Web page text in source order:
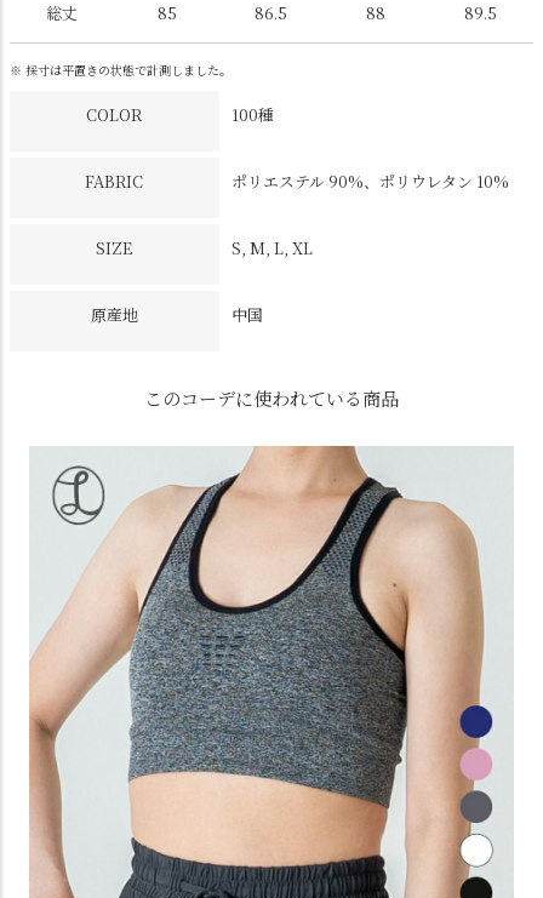
総丈 85 86.5 88 89.5
※ 採寸は平置きの状態で計測しました。
COLOR 100種
FABRIC ポリエステル 90%、ポリウレタン 10%
SIZE S, M, L, XL
原産地 中国
このコーデに使われている商品